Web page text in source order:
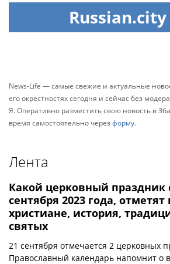
Russian.city
News-Life — самые свежие и актуальные
его окрестностях сегодня и сейчас без
Я. Оперативно разместить свою новость в
время самостоятельно черезформу.
Лента
Какой церковный праздник
сентября 2023 года,
христиане, история,
святых
21 сентября отмечается 2 церковных
Православный календарь напомнит о